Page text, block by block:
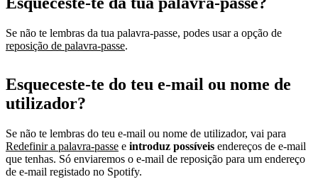
Se não te lembras da tua palavra-passe, podes usar a opção de
reposição de palavra-passe.
Esqueceste-te do teu e-mail ou nome de
utilizador?
Se não te lembras do teu e-mail ou nome de utilizador, vai para
Redefinir a palavra-passe e introduz possíveis endereços de e-mail
que tenhas. Só enviaremos o e-mail de reposição para um endereço
de e-mail registado no Spotify.